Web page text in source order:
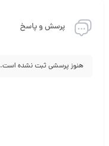
پرسش و پاسخ
هنوز پرسشی ثبت نشده است.